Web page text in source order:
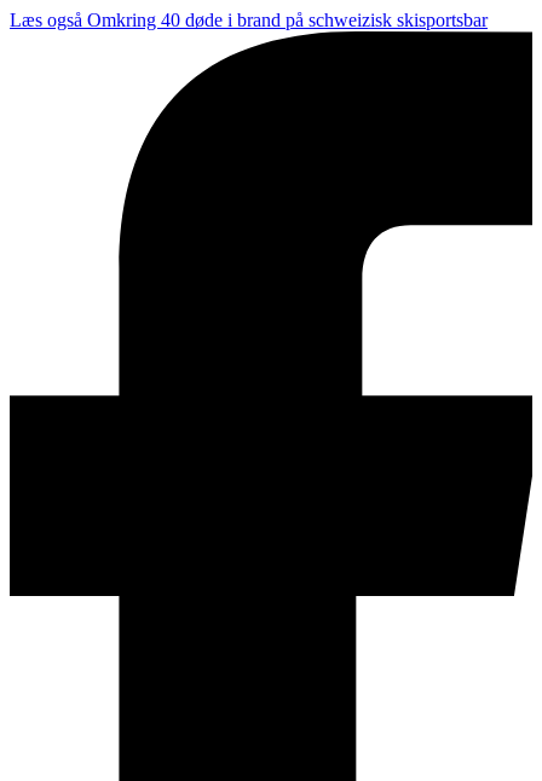
Læs også Omkring 40 døde i brand på schweizisk skisportsbar